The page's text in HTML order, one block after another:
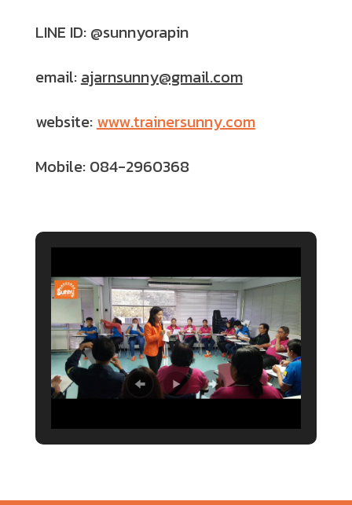
LINE ID: @sunnyorapin
email: ajarnsunny@gmail.com
website: www.trainersunny.com
Mobile: 084-2960368